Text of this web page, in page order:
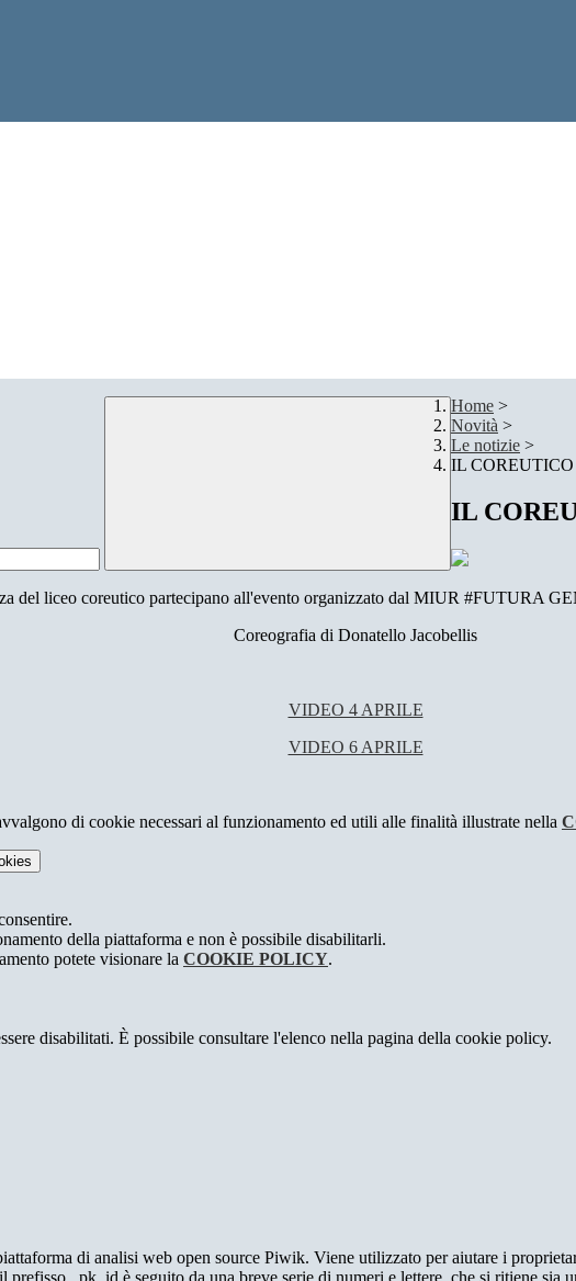
Home >
Novità >
Le notizie >
IL
IL
del liceo coreutico partecipano all'evento organizzato dal MIUR #FUTURA
Coreografia di Donatello Jacobellis
VIDEO 4 APRILE
VIDEO 6 APRILE
di cookie necessari al funzionamento ed utili alle finalità illustrate nella
della piattaforma e non è possibile disabilitarli.
potete visionare la COOKIE POLICY.
disabilitati. È possibile consultare l'elenco nella pagina della cookie policy.
di analisi web open source Piwik. Viene utilizzato per aiutare i